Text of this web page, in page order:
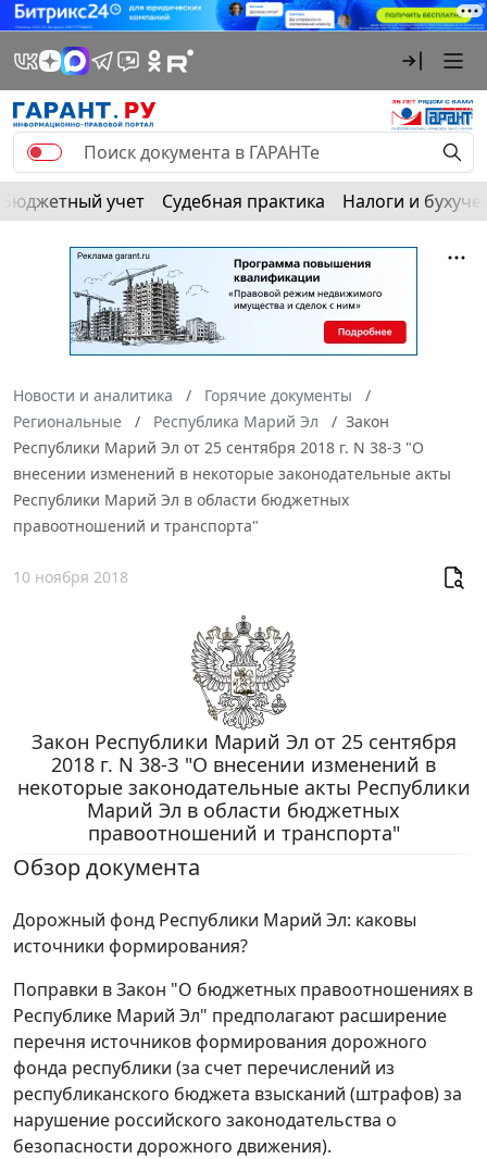
Бюджетный учет Судебная практика Налоги и
Новости и аналитика
Горячие документы
Региональные
Республика Марий Эл
Закон
Республики Марий Эл от 25 сентября 2018 г. N 38-З "О
внесении изменений в некоторые законодательные акты
Республики Марий Эл в области бюджетных
правоотношений и транспорта"
10 ноября 2018
Закон Республики Марий Эл от 25 сентября
2018 г. N 38-З "О внесении изменений в
некоторые законодательные акты Республики
Марий Эл в области бюджетных
правоотношений и транспорта"
Обзор документа
Дорожный фонд Республики Марий Эл: каковы
источники формирования?
Поправки в Закон "О бюджетных правоотношениях в
Республике Марий Эл" предполагают расширение
перечня источников формирования дорожного
фонда республики (за счет перечислений из
республиканского бюджета взысканий (штрафов) за
нарушение российского законодательства о
безопасности дорожного движения).